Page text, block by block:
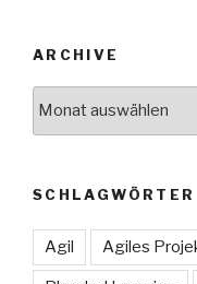
ARCHIVE
SCHLAGWÖRTER
Agil Agiles